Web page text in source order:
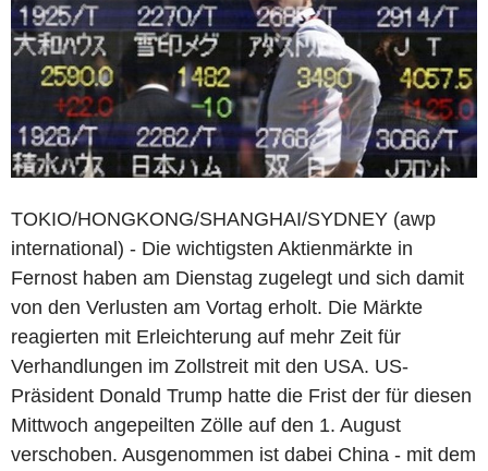
TOKIO/HONGKONG/SHANGHAI/SYDNEY (awp
international) - Die wichtigsten Aktienmärkte in
Fernost haben am Dienstag zugelegt und sich damit
von den Verlusten am Vortag erholt. Die Märkte
reagierten mit Erleichterung auf mehr Zeit für
Verhandlungen im Zollstreit mit den USA. US-
Präsident Donald Trump hatte die Frist der für diesen
Mittwoch angepeilten Zölle auf den 1. August
verschoben. Ausgenommen ist dabei China - mit dem